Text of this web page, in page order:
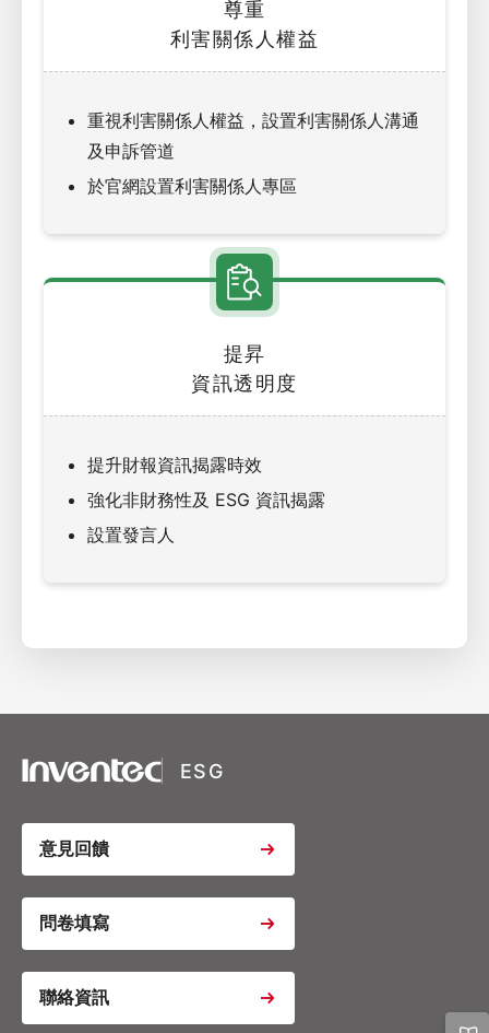
尊重
利害關係人權益
重視利害關係人權益，設置利害關係人溝通
及申訴管道
於官網設置利害關係人專區
提昇
資訊透明度
提升財報資訊揭露時效
強化非財務性及 ESG 資訊揭露
設置發言人
XSRF Token
Youtube Video Iframe
Youtube Video Iframe
Youtube Video Iframe
Google Analytics
ESG
意見回饋
問卷填寫
聯絡資訊